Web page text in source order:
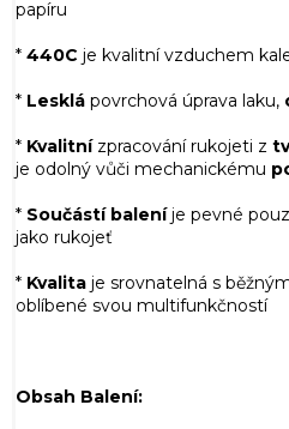
papíru
* 440C je kvalitní vzduchem
* Lesklá povrchová úprava laku,
* Kvalitní zpracování rukojeti z
je odolný vůči mechanickému
* Součástí balení je pevné
jako rukojeť
* Kvalita je srovnatelná s
oblíbené svou multifunkčností
Obsah Balení: